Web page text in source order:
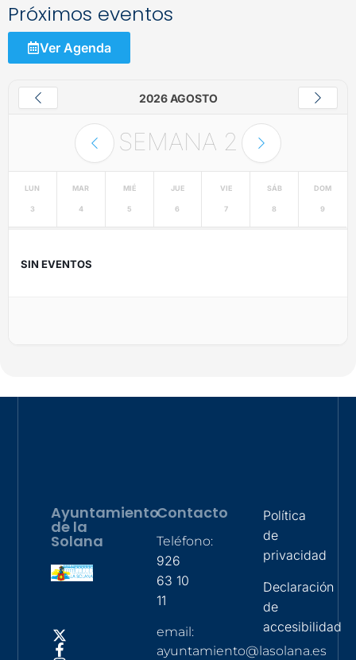
Próximos eventos
Ver Agenda
2026 AGOSTO
SEMANA 2
LUN
3
MAR
4
MIÉ
5
JUE
6
VIE
7
SÁB
8
DOM
9
SIN EVENTOS
Ayuntamiento
de la
Solana
Contacto
Teléfono:
926
63 10
11
email:
ayuntamiento@lasolana.es
Política
de
privacidad
Declaración
de
accesibilidad